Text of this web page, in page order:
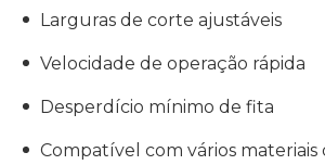
Larguras de corte ajustáveis
Velocidade de operação rápida
Desperdício mínimo de fita
Compatível com vários materiais